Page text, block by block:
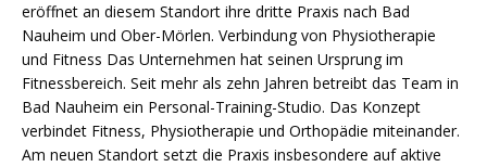
eröffnet an diesem Standort ihre dritte Praxis nach Bad
Nauheim und Ober-Mörlen. Verbindung von Physiotherapie
und Fitness Das Unternehmen hat seinen Ursprung im
Fitnessbereich. Seit mehr als zehn Jahren betreibt das Team in
Bad Nauheim ein Personal-Training-Studio. Das Konzept
verbindet Fitness, Physiotherapie und Orthopädie miteinander.
Am neuen Standort setzt die Praxis insbesondere auf aktive